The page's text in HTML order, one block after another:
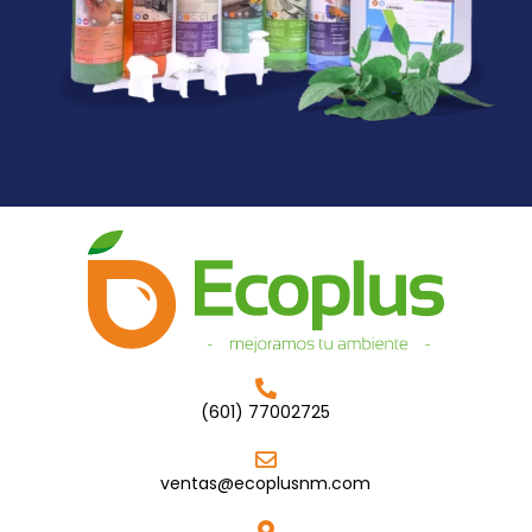
(601) 77002725
ventas@ecoplusnm.com